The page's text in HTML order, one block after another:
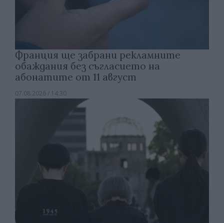
Франция ще забрани рекламните
обаждания без съгласието на
абонатите от 11 август
07.08.2026 / 14:30